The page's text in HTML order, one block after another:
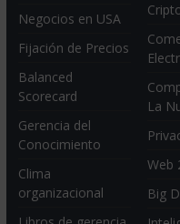
Negocios en USA
Fijación de Precios
Balanced
Scorecard
Gerencia del
Conocimiento
Clima
organizacional
La
Web
Big